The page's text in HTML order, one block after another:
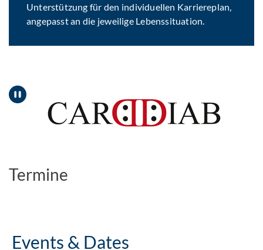
Unterstützung für den individuellen Karriereplan,
angepasst an die jeweilige Lebenssituation.
Pause
Termine
Events & Dates